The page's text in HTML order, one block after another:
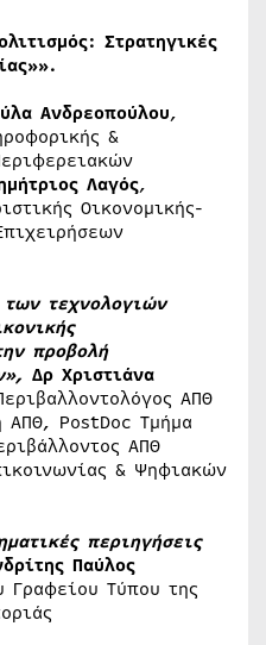
Στρατηγικές
».
ύλα Ανδρεοπούλου,
&
ήτριος Λαγός,
Οικονομικής-
των τεχνολογιών
προβολή
Δρ Χριστιάνα
ΑΠΘ
ΑΠΘ, PostDoc Τμήμα
ΑΠΘ
& Ψηφιακών
περιηγήσεις
Παύλος
Γραφείου Τύπου της